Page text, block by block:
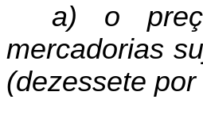
a) o
mercadorias
(dezessete